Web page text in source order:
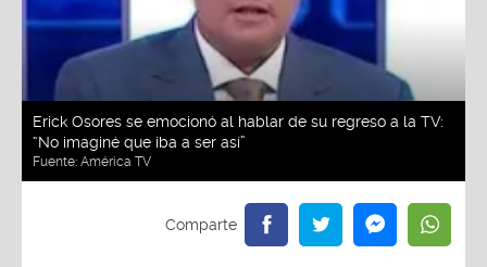
Erick Osores se emocionó al hablar de su regreso a la TV:
“No imaginé que iba a ser así”
Fuente: América TV